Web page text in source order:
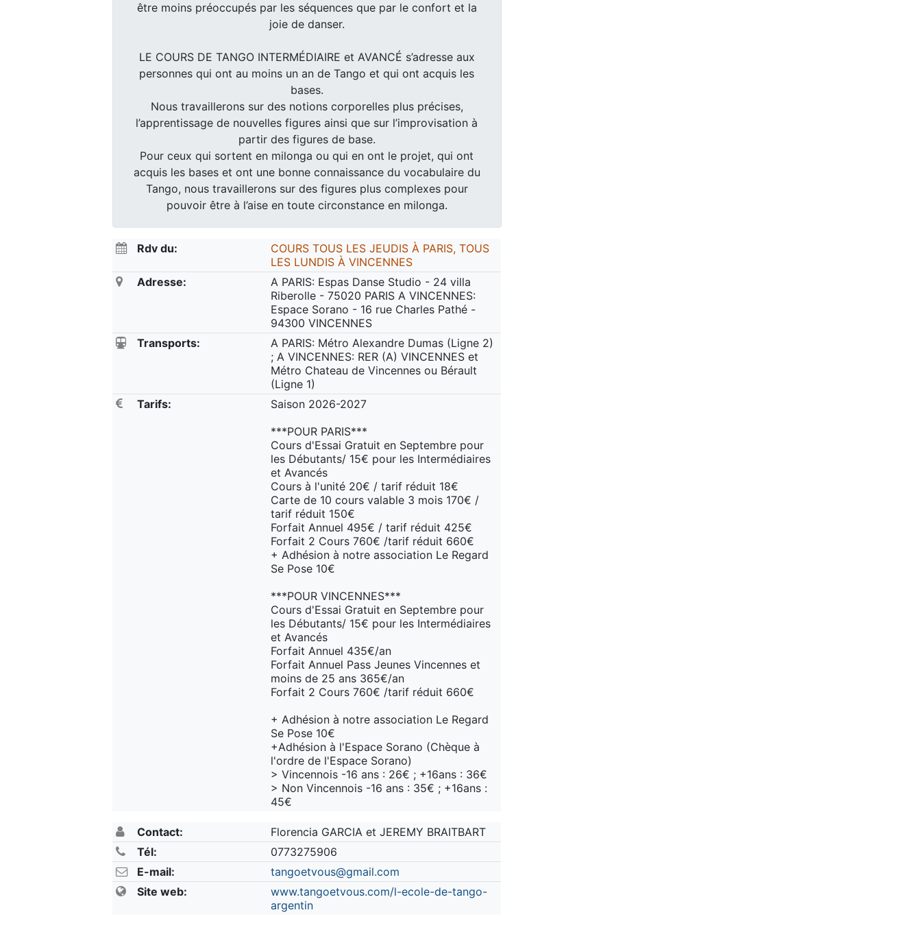
être moins préoccupés par les séquences que par le confort et la
joie de danser.
LE COURS DE TANGO INTERMÉDIAIRE et AVANCÉ s’adresse aux
personnes qui ont au moins un an de Tango et qui ont acquis les
bases.
Nous travaillerons sur des notions corporelles plus précises,
l’apprentissage de nouvelles figures ainsi que sur l’improvisation à
partir des figures de base.
Pour ceux qui sortent en milonga ou qui en ont le projet, qui ont
acquis les bases et ont une bonne connaissance du vocabulaire du
Tango, nous travaillerons sur des figures plus complexes pour
pouvoir être à l’aise en toute circonstance en milonga.
Rdv du:
COURS TOUS LES JEUDIS À PARIS, TOUS
LES LUNDIS À VINCENNES
Adresse:
A PARIS: Espas Danse Studio - 24 villa
Riberolle - 75020 PARIS A VINCENNES:
Espace Sorano - 16 rue Charles Pathé -
94300 VINCENNES
Transports:
A PARIS: Métro Alexandre Dumas (Ligne 2)
; A VINCENNES: RER (A) VINCENNES et
Métro Chateau de Vincennes ou Bérault
(Ligne 1)
Tarifs:
Saison 2026-2027
***POUR PARIS***
Cours d'Essai Gratuit en Septembre pour
les Débutants/ 15€ pour les Intermédiaires
et Avancés
Cours à l'unité 20€ / tarif réduit 18€
Carte de 10 cours valable 3 mois 170€ /
tarif réduit 150€
Forfait Annuel 495€ / tarif réduit 425€
Forfait 2 Cours 760€ /tarif réduit 660€
+ Adhésion à notre association Le Regard
Se Pose 10€
***POUR VINCENNES***
Cours d'Essai Gratuit en Septembre pour
les Débutants/ 15€ pour les Intermédiaires
et Avancés
Forfait Annuel 435€/an
Forfait Annuel Pass Jeunes Vincennes et
moins de 25 ans 365€/an
Forfait 2 Cours 760€ /tarif réduit 660€
+ Adhésion à notre association Le Regard
Se Pose 10€
+Adhésion à l'Espace Sorano (Chèque à
l'ordre de l'Espace Sorano)
> Vincennois -16 ans : 26€ ; +16ans : 36€
> Non Vincennois -16 ans : 35€ ; +16ans :
45€
Contact:
Florencia GARCIA et JEREMY BRAITBART
Tél:
0773275906
E-mail:
tangoetvous@gmail.com
Site web:
www.tangoetvous.com/l-ecole-de-tango-
argentin